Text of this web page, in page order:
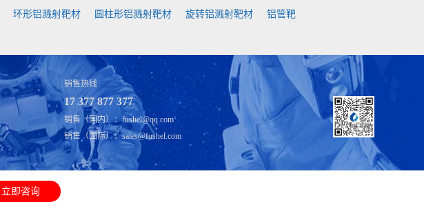
环形铝溅射靶材 圆柱形铝溅射靶材 旋转铝溅射靶材 铝管靶
销售热线
17 377 877 377
销售（国内）：fushel@qq.com
销售（国际）：sales@fushel.com
立即咨询